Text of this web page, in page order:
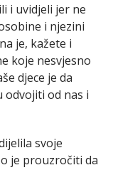
i uvidjeli jer ne
i njezini
je, kažete i
koje nesvjesno
djece je da
odvojiti od nas i
svoje
je prouzročiti da